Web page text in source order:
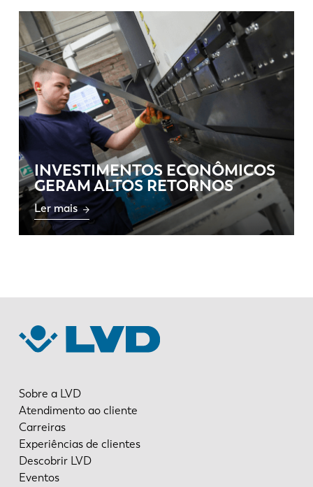
INVESTIMENTOS ECONÔMICOS
GERAM ALTOS RETORNOS
Ler mais
Sobre a LVD
Atendimento ao cliente
Carreiras
Experiências de clientes
Descobrir LVD
Eventos